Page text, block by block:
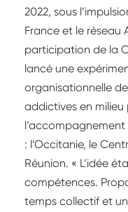
2022, sous
France et le
participation de la
lancé une
organisationnelle
addictives en milieu
: l’Occitanie, le
Réunion. « L’idée
compétences.
temps collectif et